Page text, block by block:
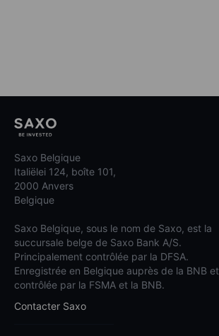
Saxo Belgique
Italiëlei 124, boîte 101,
2000 Anvers
Belgique
Saxo Belgique, sous le nom de Saxo, est la
succursale belge de Saxo Bank A/S.
Principalement contrôlée par la DFSA.
Enregistrée en Belgique auprès de la BNB et
contrôlée par la FSMA et la BNB.
Contacter Saxo